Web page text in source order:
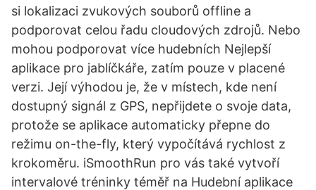
si lokalizaci zvukových souborů offline a
podporovat celou řadu cloudových zdrojů. Nebo
mohou podporovat více hudebních Nejlepší
aplikace pro jablíčkáře, zatím pouze v placené
verzi. Její výhodou je, že v místech, kde není
dostupný signál z GPS, nepřijdete o svoje data,
protože se aplikace automaticky přepne do
režimu on-the-fly, který vypočítává rychlost z
krokoměru. iSmoothRun pro vás také vytvoří
intervalové tréninky téměř na Hudební aplikace